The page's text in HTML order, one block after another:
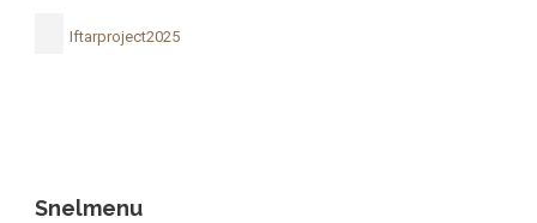
Iftarproject2025
Snelmenu